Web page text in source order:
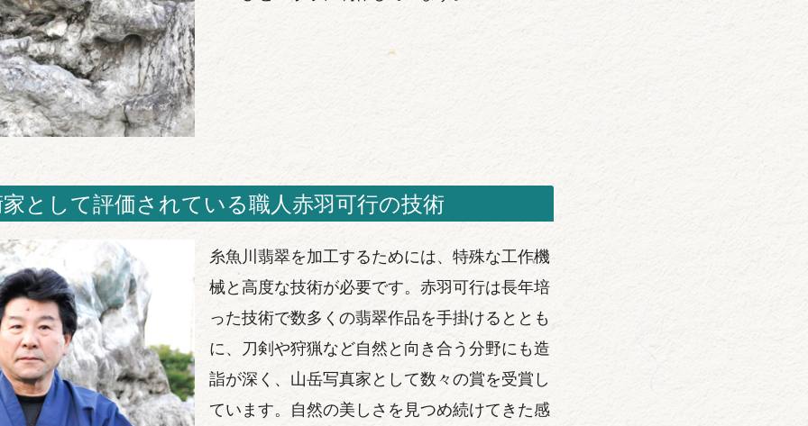
として評価されている職人赤羽可行の技術
糸魚川翡翠を加工するためには、特殊な工作機
械と高度な技術が必要です。赤羽可行は長年培
った技術で数多くの翡翠作品を手掛けるととも
に、刀剣や狩猟など自然と向き合う分野にも造
詣が深く、山岳写真家として数々の賞を受賞し
ています。自然の美しさを見つめ続けてきた感